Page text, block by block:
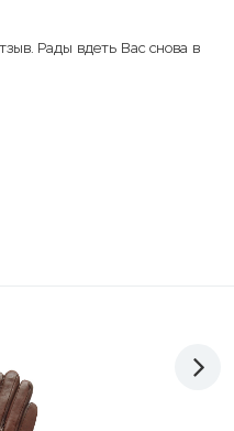
Рады вдеть Вас снова в